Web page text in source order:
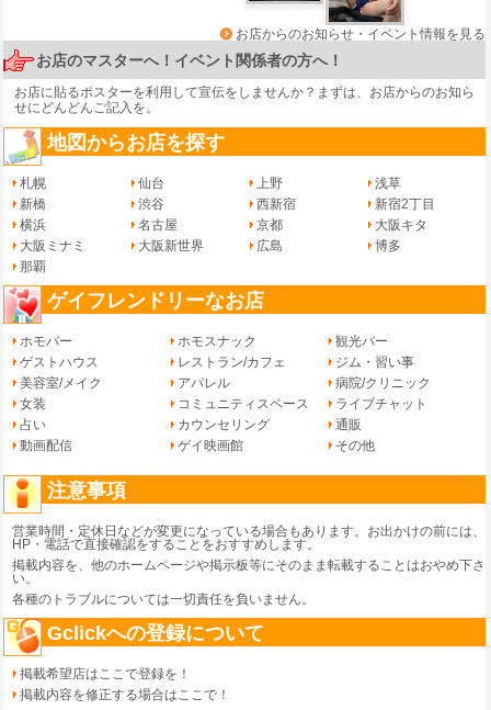
お店からのお知らせ・イベント情報を見る
お店のマスターへ！イベント関係者の方へ！
お店に貼るポスターを利用して宣伝をしませんか？まずは、 お店からのお知ら
せにどんどんご記入を。
地図からお店を探す
札幌 仙台 上野
浅草
新橋
渋谷 西新宿
新宿2丁目
横浜
名古屋 京都
大阪キタ
大阪ミナミ
大阪新世界 広島
博多
那覇
ゲイフレンドリーなお店
ホモバー ホモスナック
観光バー
ゲストハウス
レストラン/カフェ
ジム・習い事
美容室/メイク
アパレル
病院/クリニック
女装
コミュニティスペース
ライブチャット
占い
カウンセリング
通販
動画配信
ゲイ映画館 その他
注意事項
営業時間・定休日などが変更になっている場合もあります。お出かけの前には、
HP・電話で直接確認をすることをおすすめします。
掲載内容を、他のホームページや掲示板等にそのまま転載することはおやめ下さ
い。
各種のトラブルについては一切責任を負いません。
Gclickへの登録について
掲載希望店はここで登録を！
掲載内容を修正する場合はここで！